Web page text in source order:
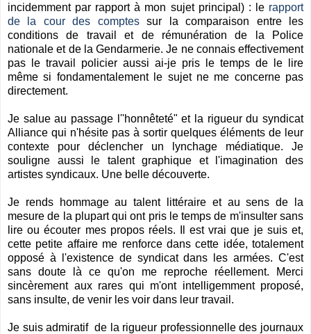
incidemment par rapport à mon sujet principal) : le rapport
de la cour des comptessur la comparaison entre les
conditions de travail et de rémunération de la Police
nationale et de la Gendarmerie. Je ne connais effectivement
pas le travail policier aussi ai-je pris le temps de le lire
même si fondamentalement le sujet ne me concerne pas
directement.
Je salue au passage l''honnêteté" et la rigueur du syndicat
Alliance qui n'hésite pas à sortir quelques éléments de leur
contexte pour déclencher un lynchage médiatique. Je
souligne aussi le talent graphique et l'imagination des
artistes syndicaux. Une belle découverte.
Je rends hommage au talent littéraire et au sens de la
mesure de la plupart qui ont pris le temps de m'insulter sans
lire ou écouter mes propos réels. Il est vrai que je suis et,
cette petite affaire me renforce dans cette idée, totalement
opposé à l'existence de syndicat dans les armées. C'est
sans doute là ce qu'on me reproche réellement. Merci
sincèrement aux rares qui m'ont intelligemment proposé,
sans insulte, de venir les voir dans leur travail.
Je suis admiratif de la rigueur professionnelle des journaux